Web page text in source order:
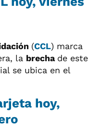
(CCL) marca
la brecha de este
se ubica en el
hoy,